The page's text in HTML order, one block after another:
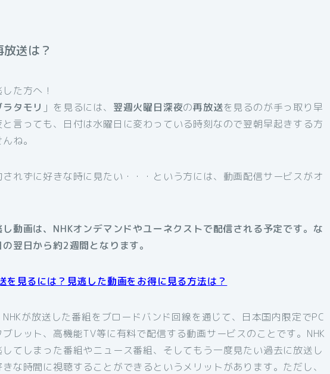
放送は？
た方へ！
ラタモリ 」を見るには、 翌週火曜日深夜の再放送を見るのが手っ取り早
言っても、日付は水曜日に変わっている時刻なので翌朝早起きする方
ね。
れずに好きな時に見たい・・・という方には、動画配信サービスがオ
し動画は、NHKオンデマンドやユーネクストで配信される予定です。な
翌日から約2週間となります。
を見るには？見逃した動画をお得に見る方法は？
NHKが放送した番組をブロードバンド回線を通じて、日本国内限定でPC
レット、高機能TV等に有料で配信する動画サービスのことです。NHK
てしまった番組やニュース番組、そしてもう一度見たい過去に放送し
な時間に視聴することができるというメリットがあります。ただし、